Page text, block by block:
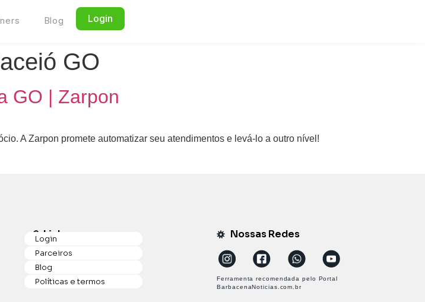
Login
Blog
GO
GO | Zarpon
A Zarpon promete automatizar seu atendimentos e levá-lo a outro nível!
Links
Login
Parceiros
Blog
Políticas e termos
Nossas Redes
Ferramenta recomendada pelo Portal
BarbacenaNoticias.com.br